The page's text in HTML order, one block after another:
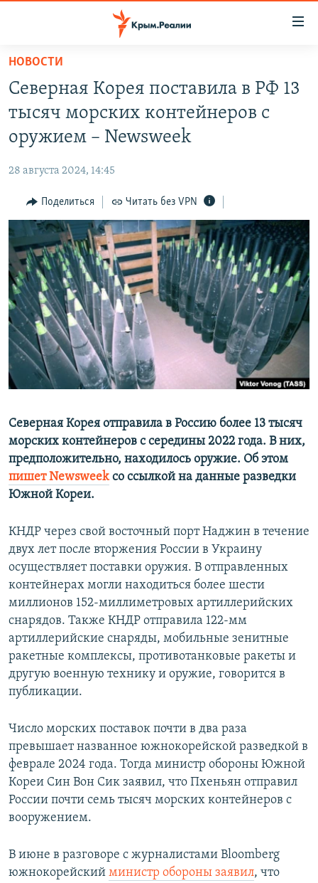
Вернуться
основному
содержанию
главной
навигации
Вернутся
поиску
СПЕЦПРОЕКТЫ
11 ЛЕТ ОККУПАЦИИ КРЫМА. 11 ИСТОРИЙ СОПРОТИВЛЕНИЯ
ЕЩЕ
ИНТЕРАКТИВ
ИНФОГРАФИКА
ТЕЛЕПРОЕКТ КРЫМ.РЕАЛИИ
СОВЕТЫ ПРАВОЗАЩИТНИКОВ
ПРОПАВШИЕ БЕЗ ВЕСТИ
ПОБЕДИТЕЛЕЙ НЕ СУДЯТ?
КРЫМ.НЕПОКОРЕННЫЙ
ELIFBE
РАДІО СВОБОДА
КАК ОБОЙТИ БЛОКИРОВКУ
Українською
Qırımtatar
ПРИСОЕДИНЯЙТЕСЬ!
Все сайты RFE/RL
НОВОСТИ
Северная Корея поставила в РФ 13
тысяч морских контейнеров с
оружием – Newsweek
28 августа 2024, 14:45
Поделиться Читать без VPN
Северная Корея отправила в Россию более 13 тысяч
морских контейнеров с середины 2022 года. В них,
предположительно, находилось оружие. Об этом
пишет Newsweekсо ссылкой на данные разведки
Южной Кореи.
КНДР через свой восточный порт Наджин в течение
двух лет после вторжения России в Украину
осуществляет поставки оружия. В отправленных
контейнерах могли находиться более шести
миллионов 152-миллиметровых артиллерийских
снарядов. Также КНДР отправила 122-мм
артиллерийские снаряды, мобильные зенитные
ракетные комплексы, противотанковые ракеты и
другую военную технику и оружие, говорится в
публикации.
Число морских поставок почти в два раза
превышает названное южнокорейской разведкой в
феврале 2024 года. Тогда министр обороны Южной
Кореи Син Вон Сик заявил, что Пхеньян отправил
России почти семь тысяч морских контейнеров с
вооружением.
В июне в разговоре с журналистами Bloomberg
южнокорейский министр обороны заявил, что